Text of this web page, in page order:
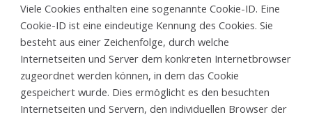
Viele Cookies enthalten eine sogenannte Cookie-ID. Eine
Cookie-ID ist eine eindeutige Kennung des Cookies. Sie
besteht aus einer Zeichenfolge, durch welche
Internetseiten und Server dem konkreten Internetbrowser
zugeordnet werden können, in dem das Cookie
gespeichert wurde. Dies ermöglicht es den besuchten
Internetseiten und Servern, den individuellen Browser der